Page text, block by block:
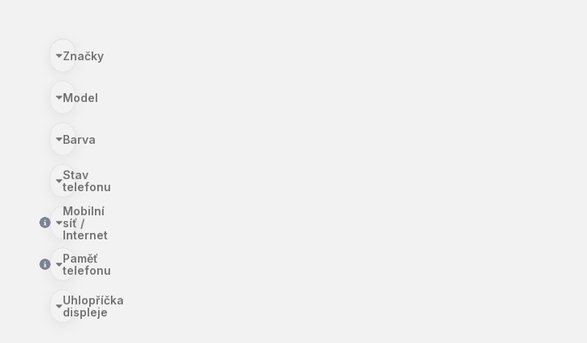
Značky
Model
Barva
Stav
telefonu
Mobilní
síť /
Internet
Paměť
telefonu
Uhlopříčka
displeje